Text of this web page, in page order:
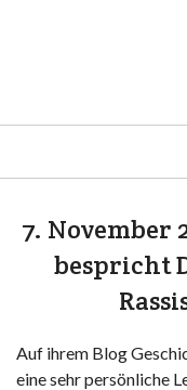
7. November
bespricht
Auf ihrem Blog
eine sehr persönliche